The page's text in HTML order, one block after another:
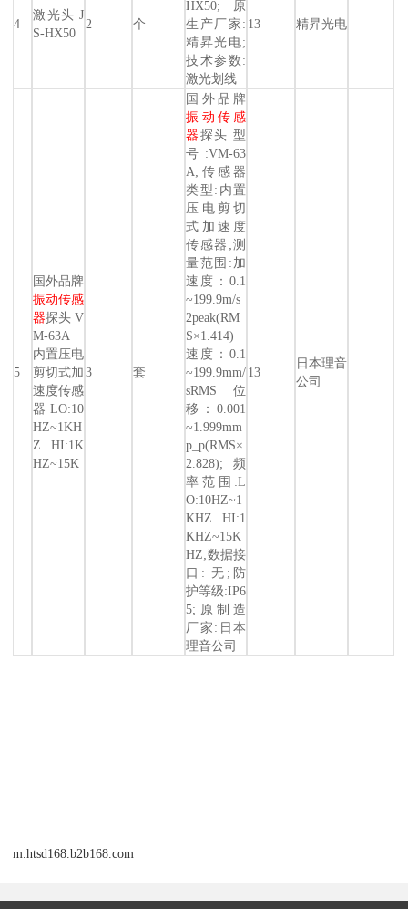
4
激光头 J
S-HX50
2 个
HX50; 原
生产厂家:
精昇光电;
技术参数:
激光划线
13 精昇光电
5
国外品牌
振动传感
器探头 V
M-63A
内置压电
剪切式加
速度传感
器 LO:10
HZ~1KH
Z HI:1K
HZ~15K
3 套
国外品牌
振动传感
器探头 型
号:VM-63
A;传感器
类型:内置
压电剪切
式加速度
传感器;测
量范围:加
速度：0.1
~199.9m/s
2peak(RM
S×1.414)
速度：0.1
~199.9mm/
sRMS 位
移：0.001
~1.999mm
p_p(RMS×
2.828);频
率范围:L
O:10HZ~1
KHZ HI:1
KHZ~15K
HZ;数据接
口: 无;防
护等级:IP6
5;原制造
厂家:日本
理音公司
13
日本理音
公司
m.htsd168.b2b168.com